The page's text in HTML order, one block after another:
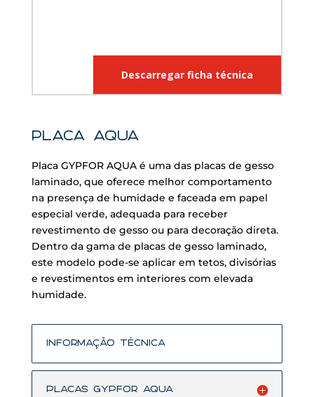
Descarregar ficha técnica
Placa aqua
Placa GYPFOR AQUA é uma das placas de gesso
laminado, que oferece melhor comportamento
na presença de humidade e faceada em papel
especial verde, adequada para receber
revestimento de gesso ou para decoração direta.
Dentro da gama de placas de gesso laminado,
este modelo pode-se aplicar em tetos, divisórias
e revestimentos em interiores com elevada
humidade.
Informação Técnica
Placas GYPFOR Aqua